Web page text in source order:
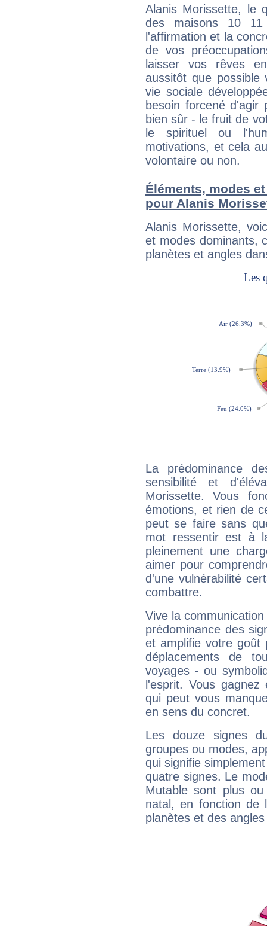
Alanis Morissette, le
des maisons 10
l'affirmation et la
de vos
laisser vos rêves
aussitôt que
vie sociale
besoin forcené
bien sûr - le fruit de
le spirituel ou
motivations, et cela
volontaire ou non.
Éléments, modes
pour Alanis
Alanis Morissette,
et modes dominants,
planètes et angles
La prédominance
sensibilité et
Morissette. Vous
émotions, et rien de
peut se faire sans
mot ressentir est à
pleinement une
aimer pour
d'une vulnérabilité
combattre.
Vive la
prédominance des
et amplifie votre goût
déplacements de
voyages - ou
l'esprit. Vous
qui peut vous
en sens du concret.
Les douze signes
groupes ou modes,
qui signifie
quatre signes. Le
Mutable sont plus
natal, en fonction de
planètes et des